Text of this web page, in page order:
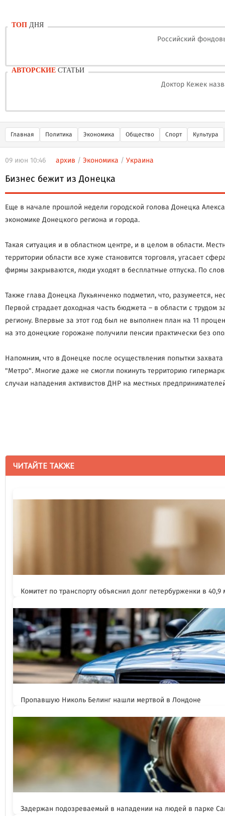
ТОП ДНЯ
Российский
АВТОРСКИЕ СТАТЬИ
Доктор Кежек
Главная Политика Экономика Общество Спорт Культура
ЧИТАЙТЕ ТАКЖЕ
Комитет по транспорту объяснил долг петербурженки в
Пропавшую Николь Белинг нашли мертвой в Лондоне
Задержан подозреваемый в нападении на людей в парке
09 июн 10:46 архив / Экономика / Украина
Бизнес бежит из Донецка
Еще в начале прошлой недели городской голова Донецка
экономике Донецкого региона и города.
Такая ситуация и в областном центре, и в целом в области.
территории области все хуже становится торговля, угасает
фирмы закрываются, люди уходят в бесплатные отпуска. По
Также глава Донецка Лукьянченко подметил, что, разумеется,
Первой страдает доходная часть бюджета – в области с
региону. Впервые за этот год был не выполнен план на 11
на это донецкие горожане получили пенсии практически без
Напомним, что в Донецке после осуществления попытки
"Метро". Многие даже не смогли покинуть территорию
случаи нападения активистов ДНР на местных